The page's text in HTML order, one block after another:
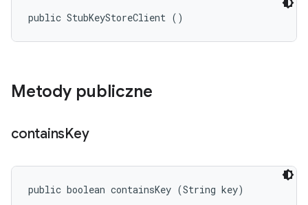
public StubKeyStoreClient ()
Metody publiczne
containsKey
public boolean containsKey (String key)